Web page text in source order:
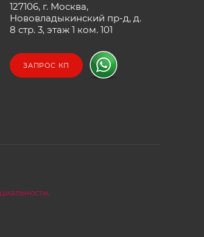
127106, г. Москва,
Нововладыкинский пр-д, д.
8 стр. 3, этаж 1 ком. 101
ЗАПРОС КП
.